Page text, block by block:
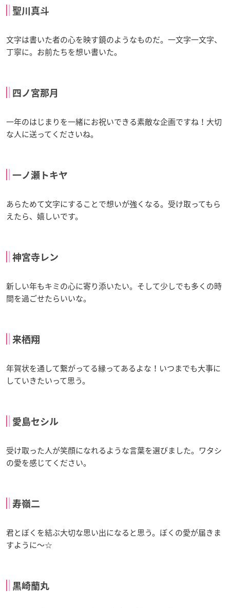
聖川真斗
文字は書いた者の心を映す鏡のようなものだ。一文字一文字、
丁寧に。お前たちを想い書いた。
四ノ宮那月
一年のはじまりを一緒にお祝いできる素敵な企画ですね！大切
な人に送ってくださいね。
一ノ瀬トキヤ
あらためて文字にすることで想いが強くなる。受け取ってもら
えたら、嬉しいです。
神宮寺レン
新しい年もキミの心に寄り添いたい。そして少しでも多くの時
間を過ごせたらいいな。
来栖翔
年賀状を通して繋がってる縁ってあるよな！いつまでも大事に
していきたいって思う。
愛島セシル
受け取った人が笑顔になれるような言葉を選びました。ワタシ
の愛を感じてください。
寿嶺二
君とぼくを結ぶ大切な思い出になると思う。ぼくの愛が届きま
すように〜☆
黒崎蘭丸